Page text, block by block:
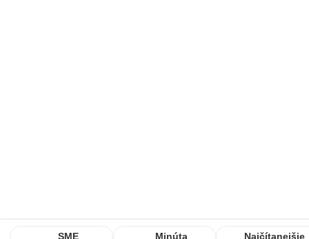
SME Minúta Najčítanejšie